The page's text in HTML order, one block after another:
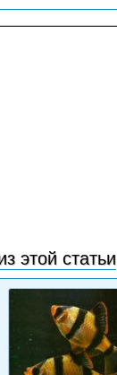
этой статьи